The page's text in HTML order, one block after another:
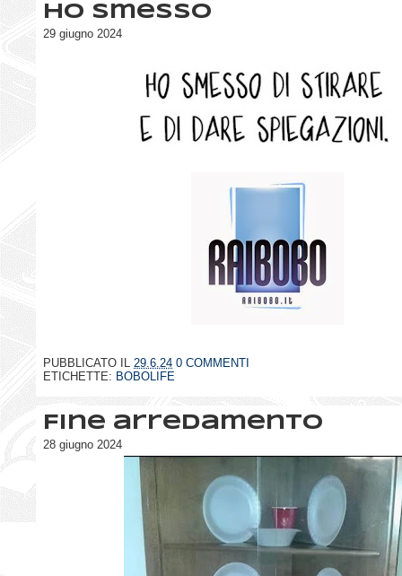
Ho smesso
29 giugno 2024
PUBBLICATO IL 29.6.24 0 COMMENTI
ETICHETTE: BOBOLIFE
Fine arredamento
28 giugno 2024